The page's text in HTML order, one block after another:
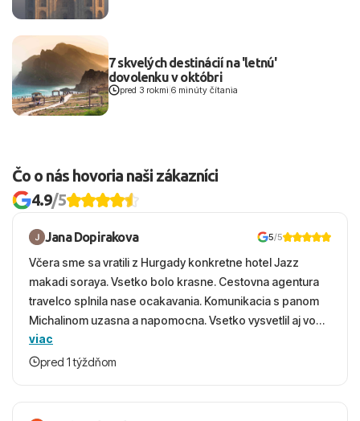
7 skvelých destinácií na 'letnú'
dovolenku v októbri
pred 3 rokmi 6 minúty čítania
Čo o nás hovoria naši zákazníci
4.9/5
Jana Dopirakova 5/5
Včera sme sa vratili z Hurgady konkretne hotel Jazz
makadi soraya. Vsetko bolo krasne. Cestovna agentura
travelco splnila nase ocakavania. Komunikacia s panom
Michalinom uzasna a napomocna. Vsetko vysvetlil aj vo
vecernych hodinach zaco sa ospravedlnujem. Hotel
krasny, cisty. Sluzby top. Strava, prostredie, more,
viac
pred 1 týždňom